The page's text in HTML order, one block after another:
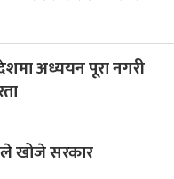
अध्ययन पूरा नगरी
खोजे सरकार